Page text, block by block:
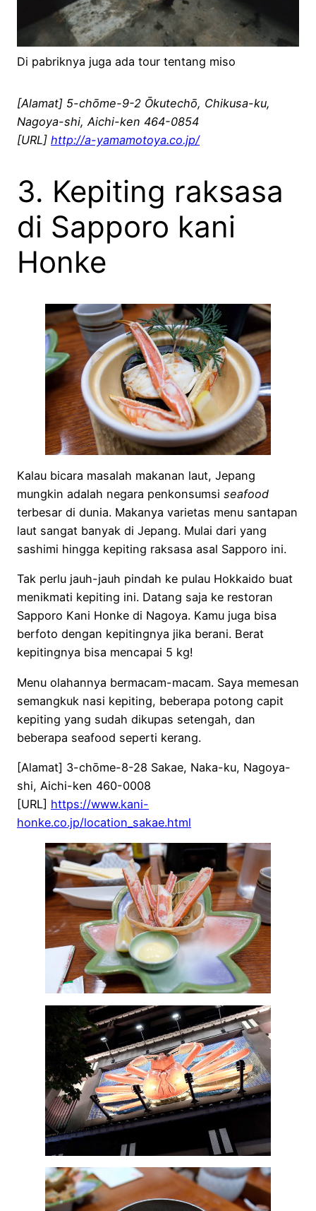
Di pabriknya juga ada tour tentang miso
[Alamat] 5-chōme-9-2 Ōkutechō, Chikusa-ku,
Nagoya-shi, Aichi-ken 464-0854
[URL] http://a-yamamotoya.co.jp/
3. Kepiting raksasa
di Sapporo kani
Honke
Kalau bicara masalah makanan laut, Jepang
mungkin adalah negara penkonsumsi seafood
terbesar di dunia. Makanya varietas menu santapan
laut sangat banyak di Jepang. Mulai dari yang
sashimi hingga kepiting raksasa asal Sapporo ini.
Tak perlu jauh-jauh pindah ke pulau Hokkaido buat
menikmati kepiting ini. Datang saja ke restoran
Sapporo Kani Honke di Nagoya. Kamu juga bisa
berfoto dengan kepitingnya jika berani. Berat
kepitingnya bisa mencapai 5 kg!
Menu olahannya bermacam-macam. Saya memesan
semangkuk nasi kepiting, beberapa potong capit
kepiting yang sudah dikupas setengah, dan
beberapa seafood seperti kerang.
[Alamat] 3-chōme-8-28 Sakae, Naka-ku, Nagoya-
shi, Aichi-ken 460-0008
[URL] https://www.kani-
honke.co.jp/location_sakae.html